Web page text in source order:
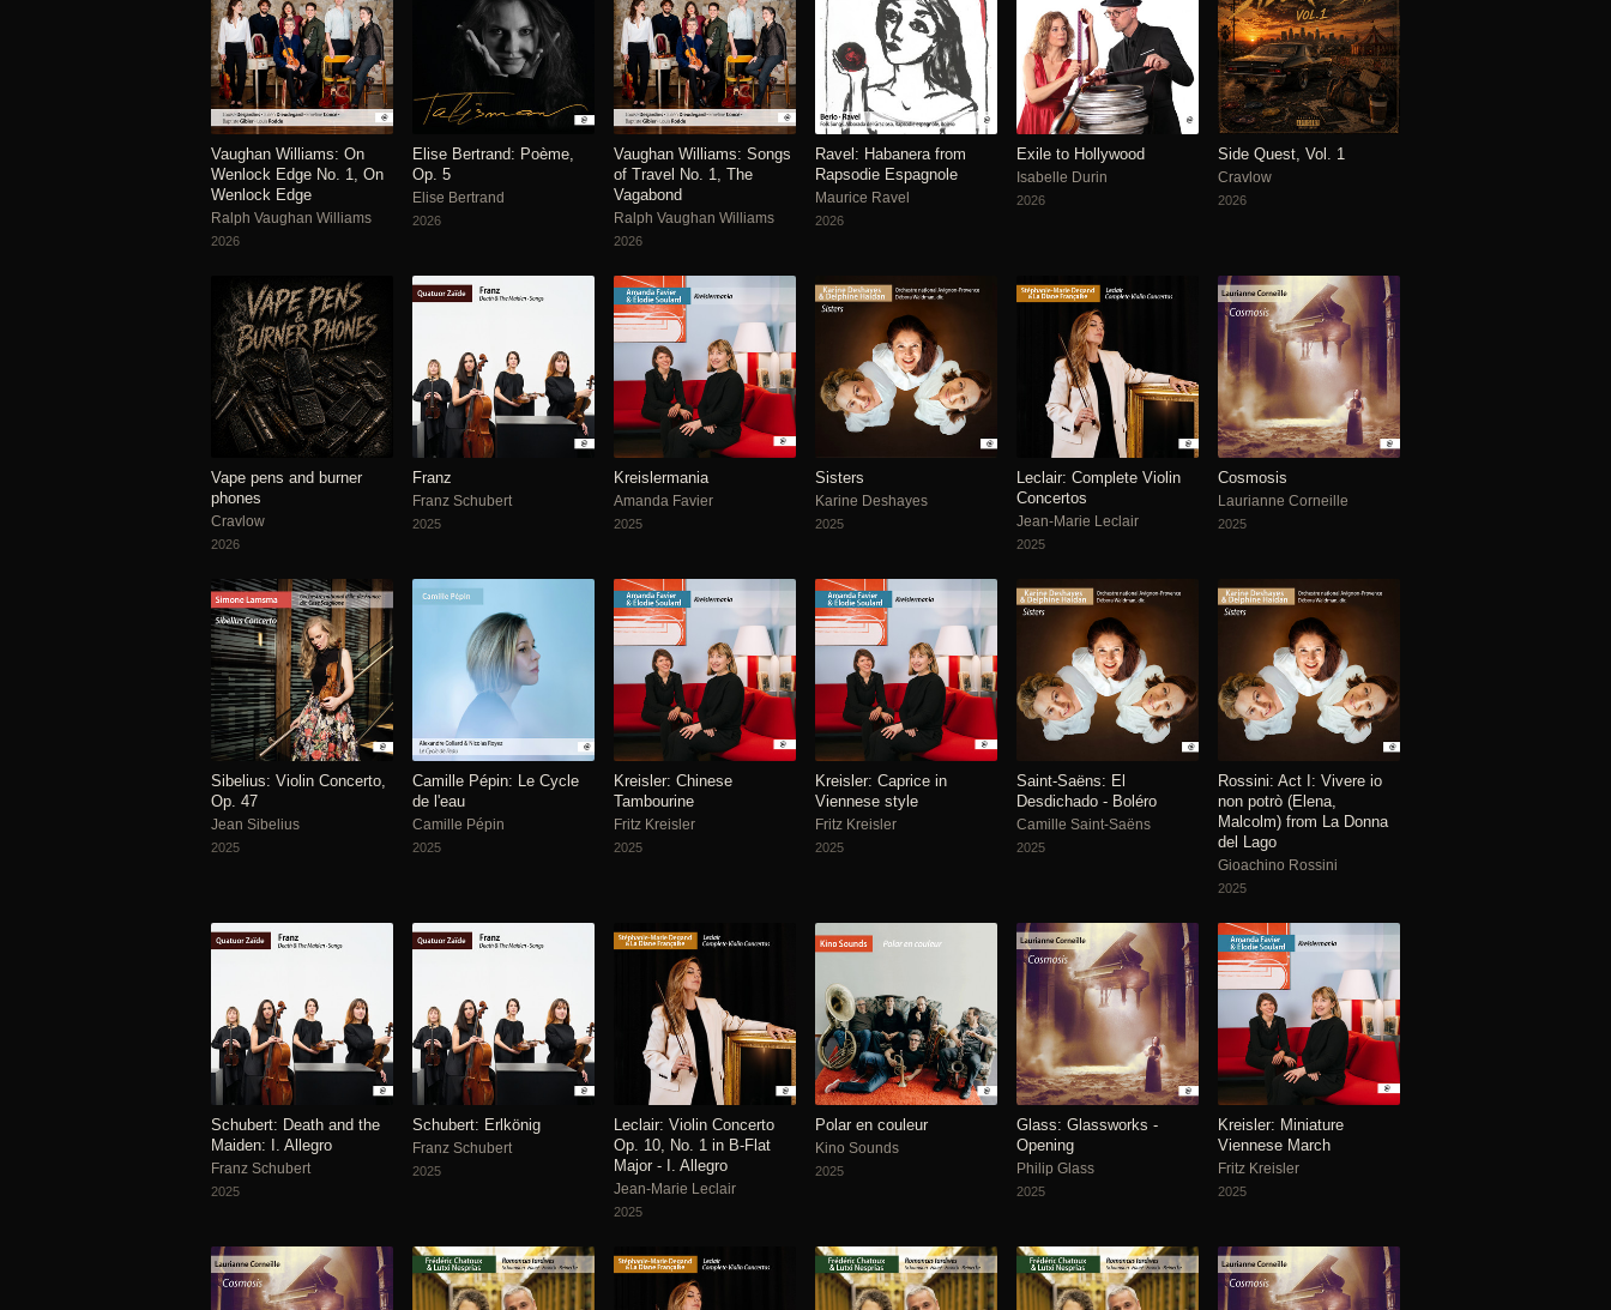
Vaughan Williams: On
Wenlock Edge No. 1, On
Wenlock Edge
Ralph Vaughan Williams
2026
Elise Bertrand: Poème,
Op. 5
Elise Bertrand
2026
Vaughan Williams: Songs
of Travel No. 1, The
Vagabond
Ralph Vaughan Williams
2026
Ravel: Habanera from
Rapsodie Espagnole
Maurice Ravel
2026
Exile to Hollywood
Isabelle Durin
2026
Side Quest, Vol. 1
Cravlow
2026
Vape pens and burner
phones
Cravlow
2026
Franz
Franz Schubert
2025
Kreislermania
Amanda Favier
2025
Sisters
Karine Deshayes
2025
Leclair: Complete Violin
Concertos
Jean-Marie Leclair
2025
Cosmosis
Laurianne Corneille
2025
Sibelius: Violin Concerto,
Op. 47
Jean Sibelius
2025
Camille Pépin: Le Cycle
de l'eau
Camille Pépin
2025
Kreisler: Chinese
Tambourine
Fritz Kreisler
2025
Kreisler: Caprice in
Viennese style
Fritz Kreisler
2025
Saint-Saëns: El
Desdichado - Boléro
Camille Saint-Saëns
2025
Rossini: Act I: Vivere io
non potrò (Elena,
Malcolm) from La Donna
del Lago
Gioachino Rossini
2025
Schubert: Death and the
Maiden: I. Allegro
Franz Schubert
2025
Schubert: Erlkönig
Franz Schubert
2025
Leclair: Violin Concerto
Op. 10, No. 1 in B-Flat
Major - I. Allegro
Jean-Marie Leclair
2025
Polar en couleur
Kino Sounds
2025
Glass: Glassworks -
Opening
Philip Glass
2025
Kreisler: Miniature
Viennese March
Fritz Kreisler
2025